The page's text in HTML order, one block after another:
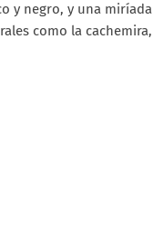
y negro, y una miríada
como la cachemira,